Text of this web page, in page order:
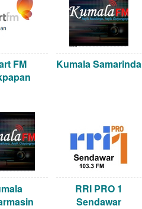
FM
Kumala Samarinda
RRI PRO 1
Sendawar